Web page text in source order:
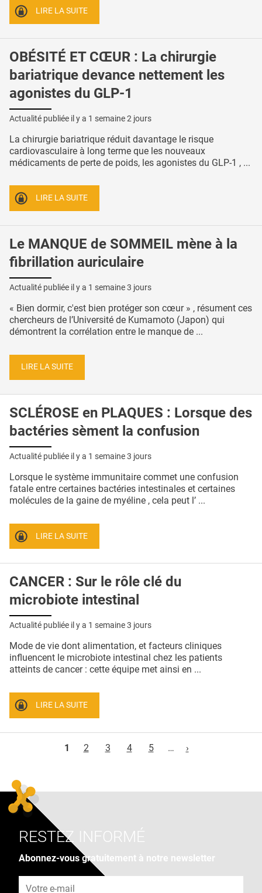
LIRE LA SUITE
OBÉSITÉ ET CŒUR : La chirurgie
bariatrique devance nettement les
agonistes du GLP-1
Actualité publiée il y a 1 semaine 2 jours
La chirurgie bariatrique réduit davantage le risque
cardiovasculaire à long terme que les nouveaux
médicaments de perte de poids, les agonistes du GLP-1 , ...
LIRE LA SUITE
Le MANQUE de SOMMEIL mène à la
fibrillation auriculaire
Actualité publiée il y a 1 semaine 3 jours
« Bien dormir, c'est bien protéger son cœur » , résument ces
chercheurs de l’Université de Kumamoto (Japon) qui
démontrent la corrélation entre le manque de ...
LIRE LA SUITE
SCLÉROSE en PLAQUES : Lorsque des
bactéries sèment la confusion
Actualité publiée il y a 1 semaine 3 jours
Lorsque le système immunitaire commet une confusion
fatale entre certaines bactéries intestinales et certaines
molécules de la gaine de myéline , cela peut l’ ...
LIRE LA SUITE
CANCER : Sur le rôle clé du
microbiote intestinal
Actualité publiée il y a 1 semaine 3 jours
Mode de vie dont alimentation, et facteurs cliniques
influencent le microbiote intestinal chez les patients
atteints de cancer : cette équipe met ainsi en ...
LIRE LA SUITE
1
2 3 4 5 … ›
RESTEZ INFORMÉ
Abonnez-vous gratuitement à notre newsletter